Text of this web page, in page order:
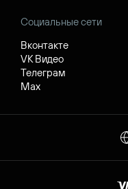
Социальные сети
Вконтакте
VK Видео
Телеграм
Max